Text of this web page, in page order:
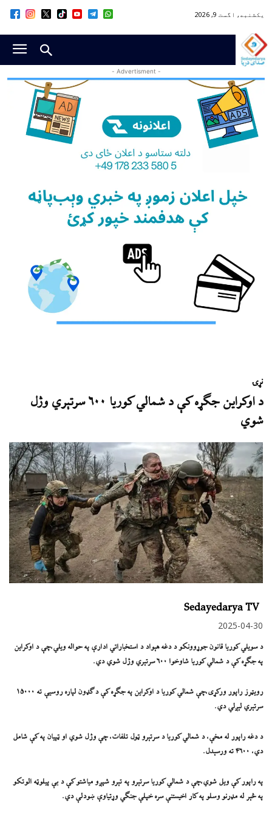
یکشنبه, اگست 9, 2026
- Advertisment -
نړۍ
د اوکراین جګړه کې د شمالي کوریا ۶۰۰ سرتېري وژل
شوي
Sedayedarya TV
2025-04-30
د سویلي کوریا قانون جوړوونکو د دغه هېواد د استخباراتي ادارې په حواله ویلي،چې د اوکراین
په جګړه کې د شمالي کوریا شاوخوا ۶۰۰ سرتېري وژل شوي دي.
رویټرز راپور ورکړی،چې شمالي کوریا د اوکراین په جګړه کې د ګډون لپاره روسیې ته ۱۵۰۰۰
سرتېري لېږلي دي.
د دغه راپور له مخې، د شمالي کوریا د سرتېرو ټول تلفات، چې وژل شوي او ټپیان په کې شامل
دي، ۴۶۰۰ ته ورسېدل.
په راپور کې ویل شوي،چې د شمالي کوریا سرتېرو په تېرو شپږو میاشتو کې د بې پيلوټه الوتکو
په څېر له مډرنو وسلو په کار اخیستنې سره خپلې جنګي وړتیاوې ښودلې دي.